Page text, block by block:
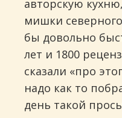
авторскую
мишки
бы довольно
лет и 1800
сказали «про
надо как то
день такой